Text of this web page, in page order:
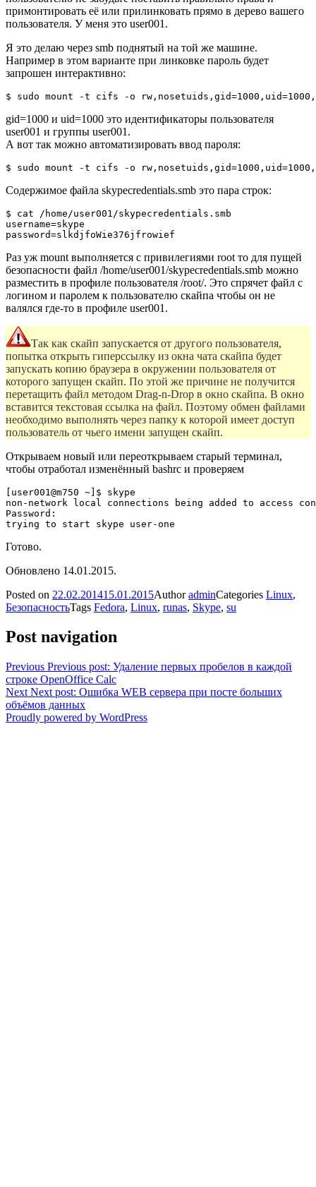
примонтировать её или прилинковать прямо в дерево вашего
пользователя. У меня это user001.
Я это делаю через smb поднятый на той же машине.
Например в этом варианте при линковке пароль будет
запрошен интерактивно:
gid=1000 и uid=1000 это идентификаторы пользователя
user001 и группы user001.
А вот так можно автоматизировать ввод пароля:
Содержимое файла skypecredentials.smb это пара строк:
$ cat /home/user001/skypecredentials.smb
username=skype
Раз уж mount выполняется с привилегиями root то для пущей
безопасности файл /home/user001/skypecredentials.smb можно
разместить в профиле пользователя /root/. Это спрячет файл с
логином и паролем к пользователю скайпа чтобы он не
валялся где-то в профиле user001.
Так как скайп запускается от другого пользователя,
попытка открыть гиперссылку из окна чата скайпа будет
запускать копию браузера в окружении пользователя от
которого запущен скайп. По этой же причине не получится
перетащить файл методом Drag-n-Drop в окно скайпа. В окно
вставится текстовая ссылка на файл. Поэтому обмен файлами
необходимо выполнять через папку к которой имеет доступ
пользователь от чьего имени запущен скайп.
Открываем новый или переоткрываем старый терминал,
чтобы отработал изменённый bashrc и проверяем
[user001@m750 ~]$ skype
non-network local connections being added to access
Password:
Готово.
Обновлено 14.01.2015.
Posted on 22.02.201415.01.2015AuthoradminCategories Linux,
БезопасностьTags Fedora, Linux, runas, Skype, su
Post navigation
Previous Previous post: Удаление первых пробелов в каждой
строке OpenOffice Calc
Next Next post: Ошибка WEB сервера при посте больших
объёмов данных
Proudly powered by WordPress